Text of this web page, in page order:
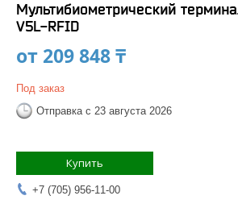
Мультибиометрический
V5L-RFID
от 209 848 ₸
Под заказ
Отправка с 23 августа 2026
Купить
+7 (705) 956-11-00